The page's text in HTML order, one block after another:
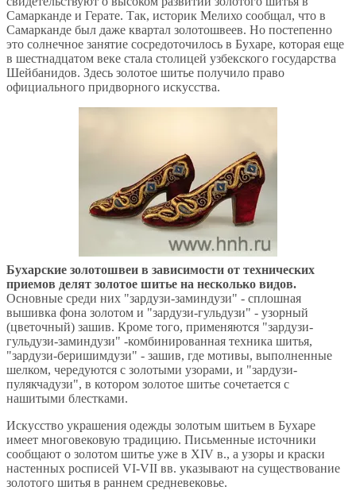
Самарканде и Герате. Так, историк Мелихо сообщал, что в
Самарканде был даже квартал золотошвеев. Но постепенно
это солнечное занятие сосредоточилось в Бухаре, которая еще
в шестнадцатом веке стала столицей узбекского государства
Шейбанидов. Здесь золотое шитье получило право
официального придворного искусства.
Бухарские золотошвеи в зависимости от технических
приемов делят золотое шитье на несколько видов.
Основные среди них "зардузи-заминдузи" - сплошная
вышивка фона золотом и "зардузи-гульдузи" - узорный
(цветочный) зашив. Кроме того, применяются "зардузи-
гульдузи-заминдузи" -комбинированная техника шитья,
"зардузи-беришимдузи" - зашив, где мотивы, выполненные
шелком, чередуются с золотыми узорами, и "зардузи-
пулякчадузи", в котором золотое шитье сочетается с
нашитыми блестками.
Искусство украшения одежды золотым шитьем в Бухаре
имеет многовековую традицию. Письменные источники
сообщают о золотом шитье уже в XIV в., а узоры и краски
настенных росписей VI-VII вв. указывают на существование
золотого шитья в раннем средневековье.